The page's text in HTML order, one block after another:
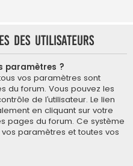
des utilisateurs
paramètres ?
vos paramètres sont
du forum. Vous pouvez les
de l’utilisateur. Le lien
en cliquant sur votre
pages du forum. Ce système
paramètres et toutes vos